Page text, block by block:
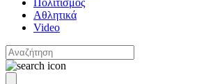
Πολιτισμός
Αθλητικά
Video